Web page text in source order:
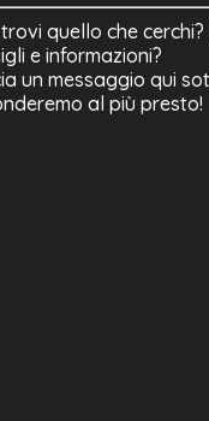
quello che
e informazioni?
un messaggio qui
al più presto!